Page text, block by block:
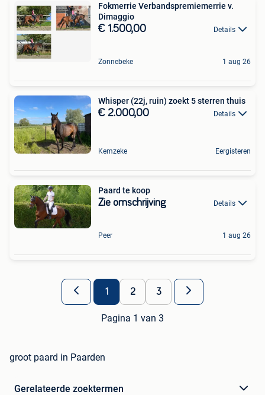
Fokmerrie Verbandspremiemerrie v.
Dimaggio
€ 1.500,00 Details
Zonnebeke 1 aug 26
Whisper (22j, ruin) zoekt 5 sterren thuis
€ 2.000,00 Details
Kemzeke Eergisteren
Paard te koop
Zie omschrijving Details
Peer 1 aug 26
1 2 3
Pagina 1 van 3
groot paard in Paarden
Gerelateerde zoektermen